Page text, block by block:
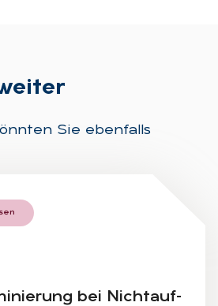
Sie ebenfalls
bei Nicht­auf­